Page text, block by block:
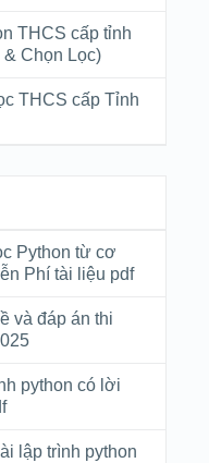
THCS cấp tỉnh
Chọn Lọc)
THCS cấp Tỉnh
Python từ cơ
Phí tài liệu pdf
và đáp án thi
python có lời
lập trình python